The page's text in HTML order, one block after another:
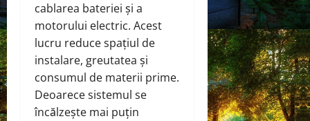
cablarea bateriei și a
motorului electric. Acest
lucru reduce spațiul de
instalare, greutatea și
consumul de materii prime.
Deoarece sistemul se
încălzește mai puțin